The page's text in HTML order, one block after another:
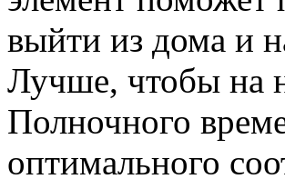
выйти из дома и
Лучше, чтобы на
Полночного
оптимального